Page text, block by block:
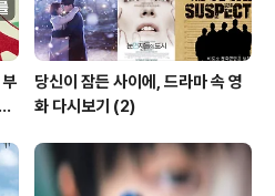
당신이 잠든 사이에, 드라마 속 영
화 다시보기 (2)